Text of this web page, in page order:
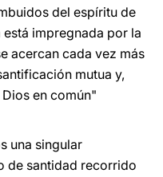
del espíritu de
impregnada por la
acercan cada vez más
mutua y,
en común"
una singular
de santidad recorrido